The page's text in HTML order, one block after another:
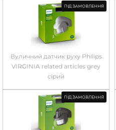
ПІД ЗАМОВЛЕННЯ
Вуличний датчик руху Philips
VIRGINIA related articles grey
сірий
ПІД ЗАМОВЛЕННЯ